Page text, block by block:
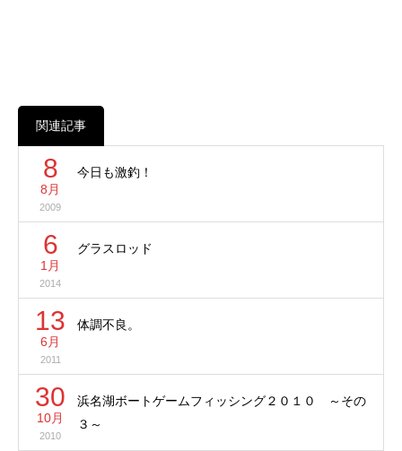
関連記事
8
8月
2009
今日も激釣！
6
1月
2014
グラスロッド
13
6月
2011
体調不良。
30
10月
2010
浜名湖ボートゲームフィッシング２０１０ ～その
３～